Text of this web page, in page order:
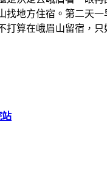
地方住宿。第二天
算在峨眉山留宿，只
站